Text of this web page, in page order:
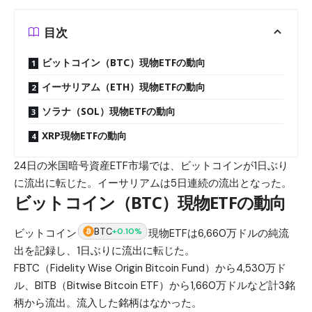
目次
ビットコイン（BTC）現物ETFの動向
イーサリアム（ETH）現物ETFの動向
ソラナ（SOL）現物ETFの動向
XRP現物ETFの動向
24日の米国暗号資産ETF市場では、ビットコインが1日ぶり
に流出に転じた。イーサリアムは5日連続の流出となった。
ビットコイン（BTC）現物ETFの動向
ビットコイン BTC+0.10%
現物ETFは6,660万ドルの純流
出を記録し、1日ぶりに流出に転じた。
FBTC（Fidelity Wise Origin Bitcoin Fund）から4,530万ド
ル、BITB（Bitwise Bitcoin ETF）から1,660万ドルなど計3銘
柄から流出。流入した銘柄はなかった。